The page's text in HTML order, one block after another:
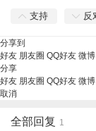
支持 反
分享到
好友 朋友圈 QQ好友 微博
分享
好友 朋友圈 QQ好友 微博
取消
全部回复 1